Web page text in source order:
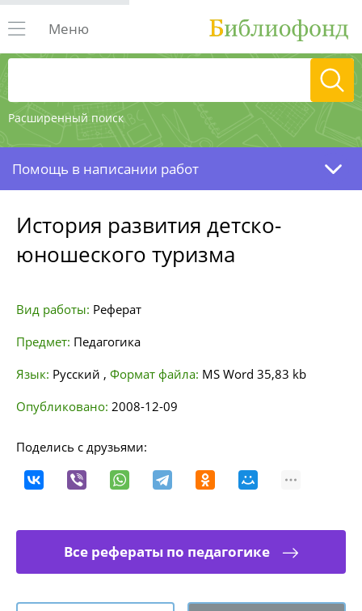
Расширенный поиск
Меню
Помощь в написании работ
История развития детско-
юношеского туризма
Вид работы: Реферат
Предмет: Педагогика
Язык: Русский , Формат файла: MS Word 35,83 kb
Опубликовано: 2008-12-09
Поделись с друзьями:
Все рефераты по педагогике